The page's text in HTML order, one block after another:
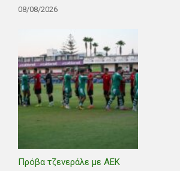
08/08/2026
Πρόβα τζενεράλε με ΑΕΚ